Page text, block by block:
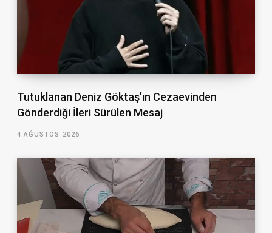
Tutuklanan Deniz Göktaş’ın Cezaevinden
Gönderdiği İleri Sürülen Mesaj
4 AĞUSTOS 2026